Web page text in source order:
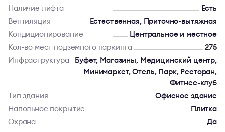
Наличие лифта
Есть
Вентиляция
Естественная, Приточно-вытяжная
Кондиционирование
Центральное и местное
Кол-во мест подземного паркинга
275
Инфраструктура
Буфет, Магазины, Медицинский центр,
Минимаркет, Отель, Парк, Ресторан,
Фитнес-клуб
Тип здания
Офисное здание
Напольное покрытие
Плитка
Охрана
Да